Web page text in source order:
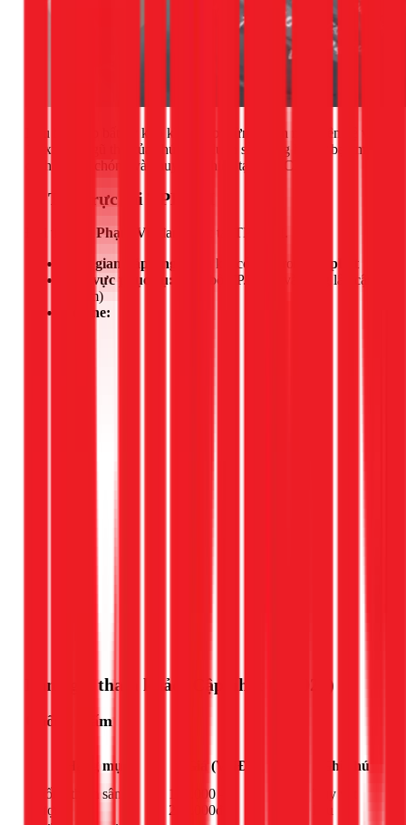
Nếu bạn gặp bất kỳ khó khăn nào, đừng ngần ngại liên hệ với
1Fix. Đội ngũ thợ của chúng tôi luôn sẵn sàng hỗ trợ bạn một
cách nhanh chóng và chuyên nghiệp tại TPHCM.
📍 Thợ trực tại TPHCM
Phạm Vũ
đang trực tại TPHCM.
Thời gian đáp ứng:
Cam kết có mặt trong
30 phút
Khu vực phục vụ:
Toàn bộ TP.HCM và vùng lân cận
(50km)
Hotline:
Bảng giá tham khảo (Cập nhật 03/2026)
Chống thấm
Hạng mục Giá (VNĐ)
Ghi chú
Chống thấm sân
thượng
120.000 -
250.000đ
Tùy vật